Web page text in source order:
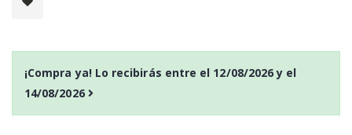
¡Compra ya! Lo recibirás entre el 12/08/2026y el
14/08/2026